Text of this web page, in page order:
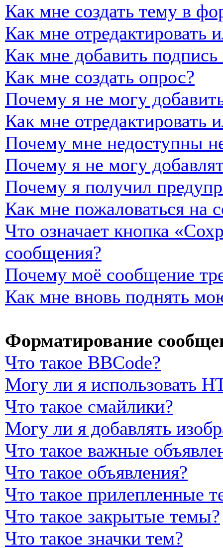
Как мне создать тему в
Как мне отредактировать
Как мне добавить
Как мне создать опрос?
Почему я не могу
Как мне отредактировать
Почему мне недоступны
Почему я не могу
Почему я получил
Как мне пожаловаться на
Что означает кнопка
сообщения?
Почему моё сообщение
Как мне вновь поднять
Форматирование
Что такое BBCode?
Могу ли я использовать
Что такое смайлики?
Могу ли я добавлять
Что такое важные
Что такое объявления?
Что такое прилепленные
Что такое закрытые темы?
Что такое значки тем?